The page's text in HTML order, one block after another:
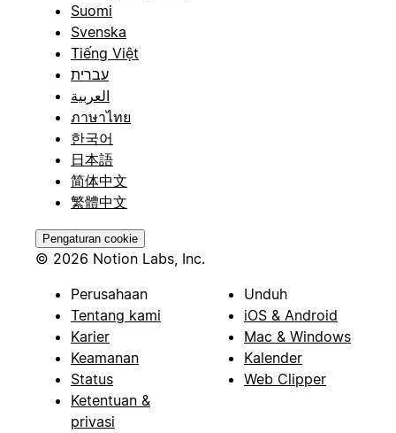
Suomi
Svenska
Tiếng Việt
עברית
العربية
ภาษาไทย
한국어
日本語
简体中文
繁體中文
Pengaturan cookie
© 2026 Notion Labs, Inc.
Perusahaan
Tentang kami
Karier
Keamanan
Status
Ketentuan &
privasi
Unduh
iOS & Android
Mac & Windows
Kalender
Web Clipper